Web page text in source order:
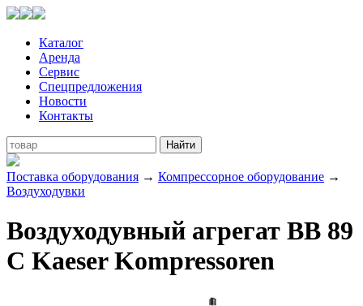
Каталог
Аренда
Сервис
Спецпредложения
Новости
Контакты
Поставка оборудования → Компрессорное оборудование →
Воздуходувки
Воздуходувный агрегат BB 89
C Kaeser Kompressoren